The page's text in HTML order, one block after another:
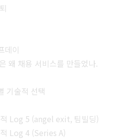
데이
왜 채용 서비스를 만들었나.
기술적 선택
Log 5 (angel exit, 팀빌딩)
Log 4 (Series A)